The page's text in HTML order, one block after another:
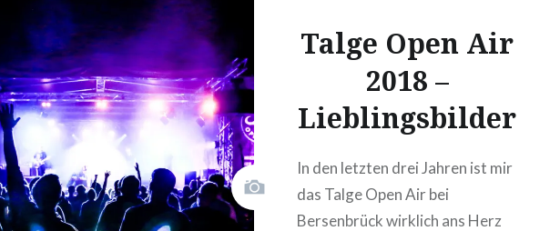
Talge Open Air
2018 –
Lieblingsbilder
In den letzten drei Jahren ist mir
das Talge Open Air bei
Bersenbrück wirklich ans Herz